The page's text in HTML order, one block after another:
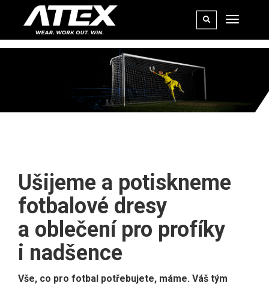
Ušijeme a potiskneme
fotbalové dresy
a oblečení pro profíky
i nadšence
Vše, co pro fotbal potřebujete, máme. Váš tým